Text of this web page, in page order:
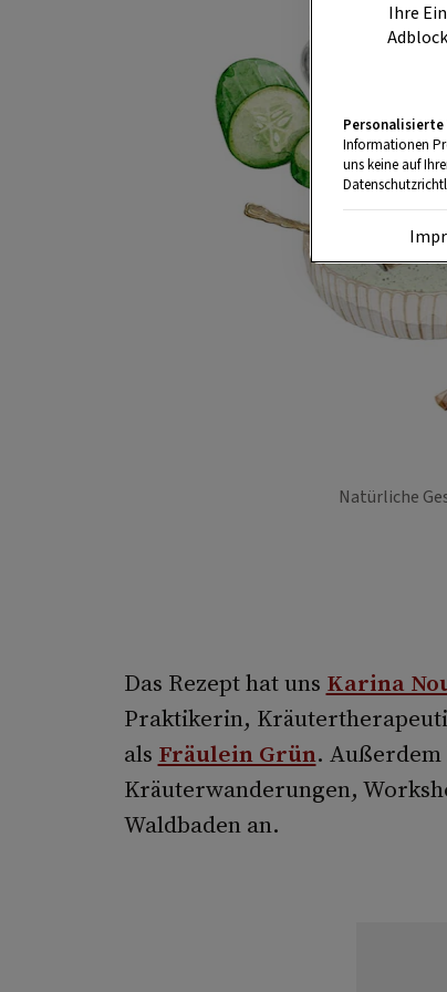
Natürliche
Das Rezept hat uns Karina
Praktikerin,
als Fräulein Grün. Außerdem
Kräuterwanderungen,
Waldbaden an.
Ihre
Personalisierte
Informationen
uns keine auf